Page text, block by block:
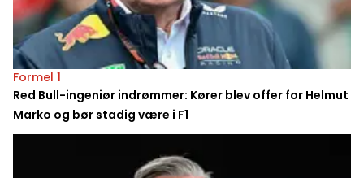
Formel 1
Red Bull-ingeniør indrømmer: Kører blev offer for Helmut
Marko og bør stadig være i F1